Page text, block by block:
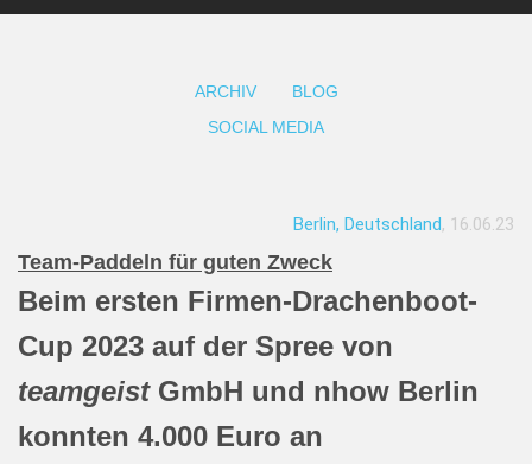
ARCHIV
BLOG
SOCIAL MEDIA
Berlin, Deutschland, 16.06.23
Team-Paddeln für guten Zweck
Beim ersten Firmen-Drachenboot-
Cup 2023 auf der Spree von
teamgeist GmbH und nhow Berlin
konnten 4.000 Euro an